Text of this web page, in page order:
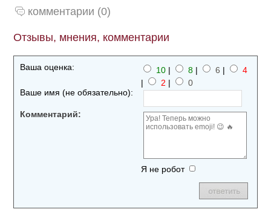
комментарии (0)
Отзывы, мнения, комментарии
Ваша оценка: 10 | 8 | 6 |
4
|
2 |
0
Ваше имя (не обязательно):
Комментарий:
Я не робот